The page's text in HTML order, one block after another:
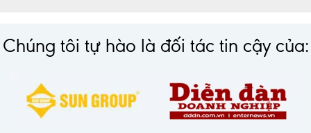
Chúng tôi tự hào là đối tác tin cậy của: